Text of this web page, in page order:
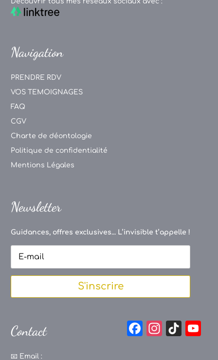
Navigation
PRENDRE RDV
VOS TEMOIGNAGES
FAQ
CGV
Charte de déontologie
Politique de confidentialité
Mentions Légales
Newsletter
Guidances, offres exclusives... L’invisible t’appelle !
S'inscrire
Contact
📧 Email :
F
In Ti